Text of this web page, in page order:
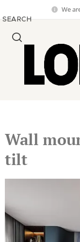
We
SEARCH
Wall
tilt